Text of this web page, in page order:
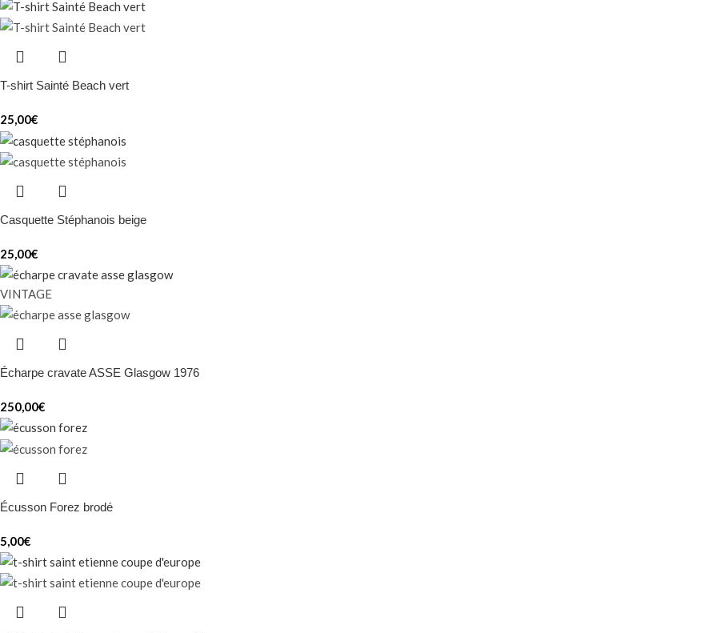
T-shirt Sainté Beach vert
25,00€
Casquette Stéphanois beige
25,00€
VINTAGE
Écharpe cravate ASSE Glasgow 1976
250,00€
Écusson Forez brodé
5,00€